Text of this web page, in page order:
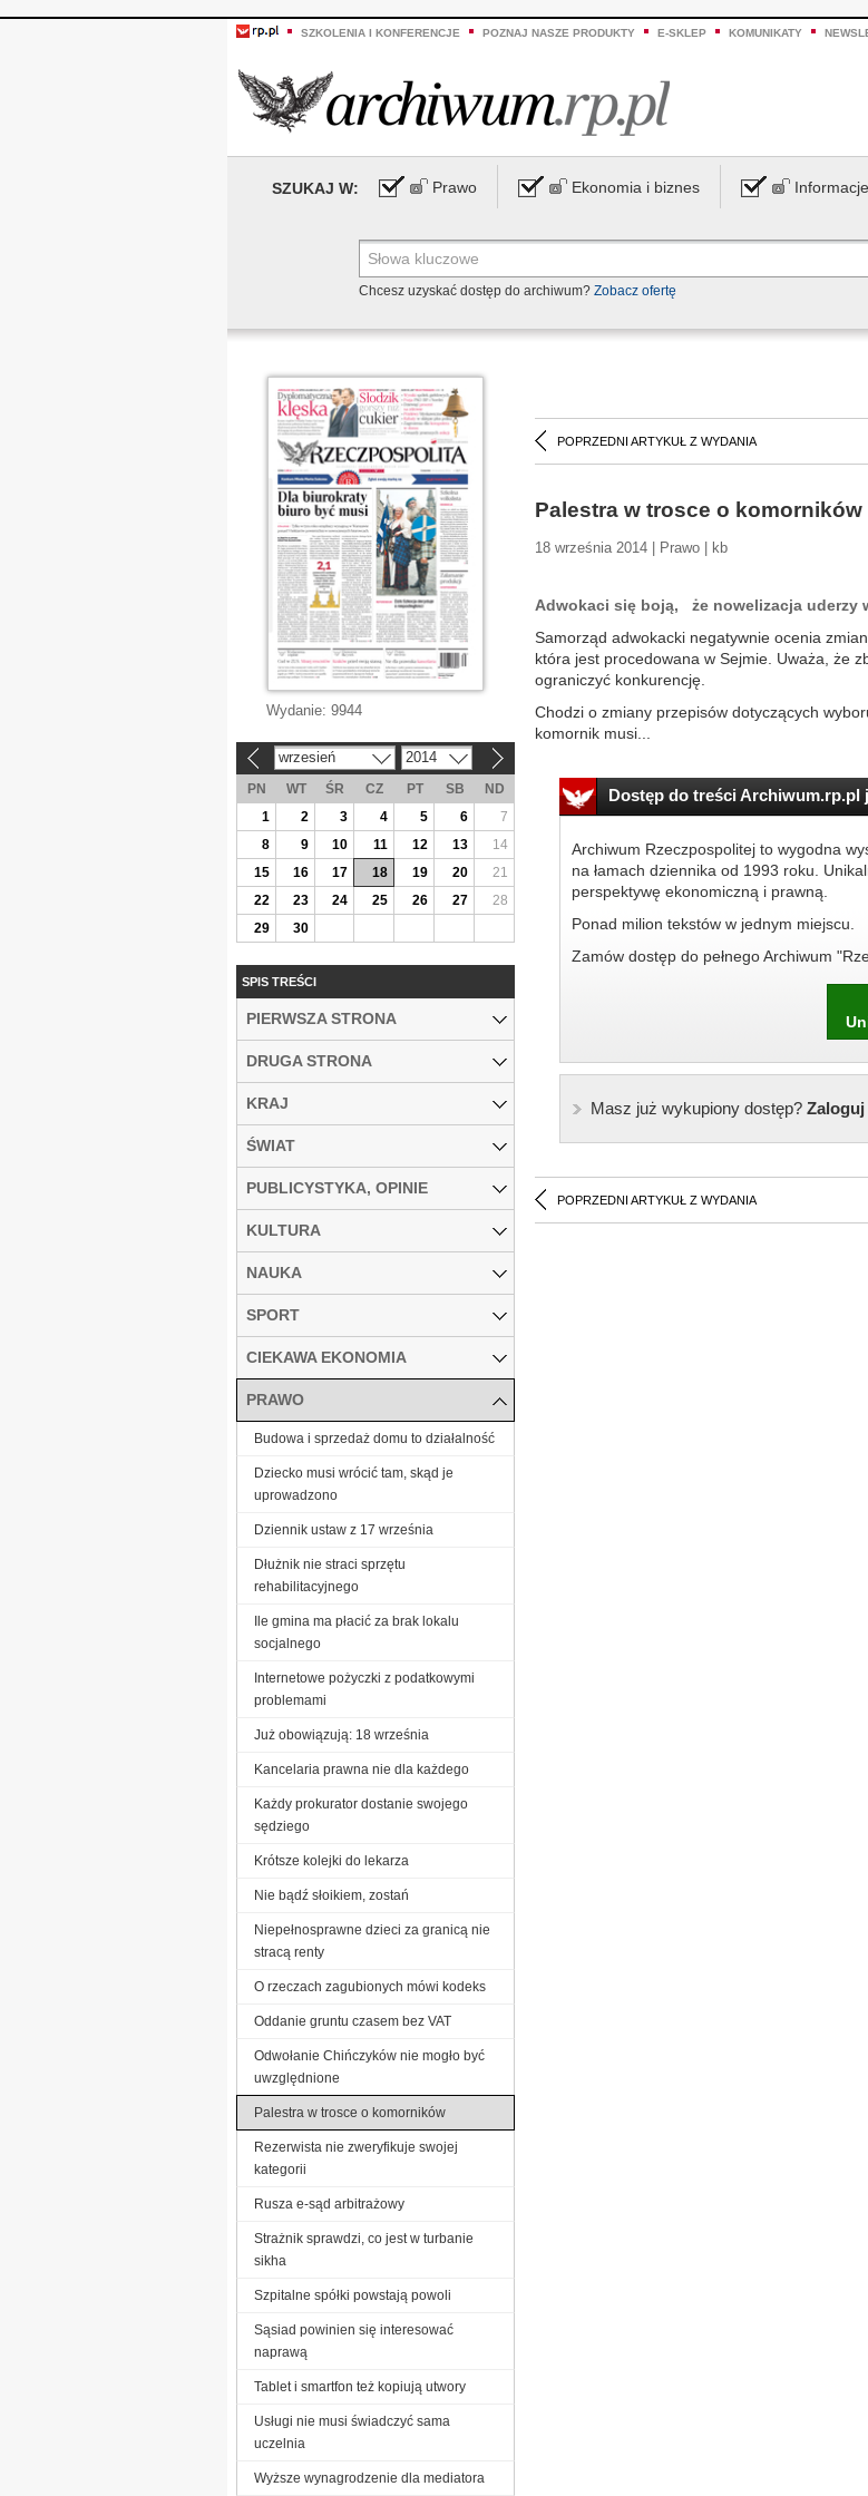
SZKOLENIA I KONFERENCJE POZNAJ NASZE PRODUKTY E-SKLEP KOMUNIKATY
SZUKAJ W: Prawo Ekonomia i biznes
Chcesz uzyskać dostęp do archiwum? Zobacz ofertę
POPRZEDNI ARTYKUŁ Z WYDANIA
Palestra w trosce o komorników
18 września 2014 | Prawo | kb
Adwokaci się boją, że nowelizacja uderzy
Samorząd adwokacki negatywnie ocenia
która jest procedowana w Sejmie. Uważa, że
ograniczyć konkurencję.
Chodzi o zmiany przepisów dotyczących
komornik musi...
Dostęp do treści Archiwum.rp.pl
Archiwum Rzeczpospolitej to wygodna
na łamach dziennika od 1993 roku.
perspektywę ekonomiczną i prawną.
Ponad milion tekstów w jednym miejscu.
Zamów dostęp do pełnego Archiwum
Masz już wykupiony dostęp?Zaloguj
POPRZEDNI ARTYKUŁ Z WYDANIA
Wydanie: 9944
wrzesień 2014
PN WT ŚR CZ PT SB
ND
1
2 3 4 5 6
7
8
9 10 11 12 13
14
15
16 17 18 19 20
21
22
23 24 25 26 27
28
29
30
SPIS TREŚCI
PIERWSZA STRONA
DRUGA STRONA
KRAJ
ŚWIAT
PUBLICYSTYKA, OPINIE
KULTURA
NAUKA
SPORT
CIEKAWA EKONOMIA
PRAWO
Budowa i sprzedaż domu to działalność
Dziecko musi wrócić tam, skąd je
uprowadzono
Dziennik ustaw z 17 września
Dłużnik nie straci sprzętu
rehabilitacyjnego
Ile gmina ma płacić za brak lokalu
socjalnego
Internetowe pożyczki z podatkowymi
problemami
Już obowiązują: 18 września
Kancelaria prawna nie dla każdego
Każdy prokurator dostanie swojego
sędziego
Krótsze kolejki do lekarza
Nie bądź słoikiem, zostań
Niepełnosprawne dzieci za granicą nie
stracą renty
O rzeczach zagubionych mówi kodeks
Oddanie gruntu czasem bez VAT
Odwołanie Chińczyków nie mogło być
uwzględnione
Palestra w trosce o komorników
Rezerwista nie zweryfikuje swojej
kategorii
Rusza e-sąd arbitrażowy
Strażnik sprawdzi, co jest w turbanie
sikha
Szpitalne spółki powstają powoli
Sąsiad powinien się interesować
naprawą
Tablet i smartfon też kopiują utwory
Usługi nie musi świadczyć sama
uczelnia
Wyższe wynagrodzenie dla mediatora